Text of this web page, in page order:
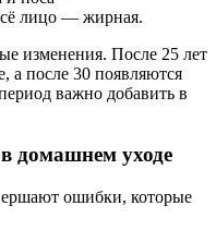
лицо — жирная.
изменения. После 25 лет
а после 30 появляются
важно добавить в
домашнем уходе
ошибки, которые